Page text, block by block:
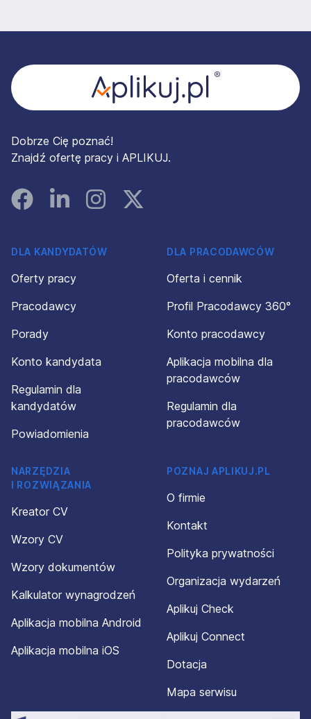
Dobrze Cię poznać!
Znajdź ofertę pracy i APLIKUJ.
FacebookLinked InInstagramInstagram
DLA KANDYDATÓW
Oferty pracy
Pracodawcy
Porady
Konto kandydata
Regulamin dla
kandydatów
Powiadomienia
DLA PRACODAWCÓW
Oferta i cennik
Profil Pracodawcy 360°
Konto pracodawcy
Aplikacja mobilna dla
pracodawców
Regulamin dla
pracodawców
NARZĘDZIA
I ROZWIĄZANIA
Kreator CV
Wzory CV
Wzory dokumentów
Kalkulator wynagrodzeń
Aplikacja mobilna Android
Aplikacja mobilna iOS
POZNAJ APLIKUJ.PL
O firmie
Kontakt
Polityka prywatności
Organizacja wydarzeń
Aplikuj Check
Aplikuj Connect
Dotacja
Mapa serwisu